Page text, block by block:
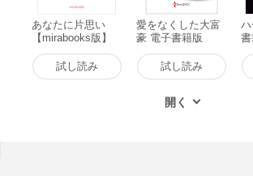
あなたに片思い
【mirabooks版】
電子書籍版
試し読み
愛をなくした大富
豪 電子書籍版
試し読み